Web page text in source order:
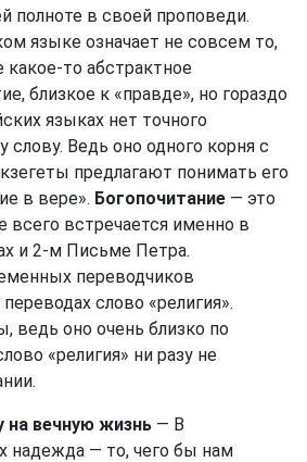
полноте в своей проповеди.
языке означает не совсем то,
то абстрактное
близкое к «правде», но гораздо
языках нет точного
слову. Ведь оно одного корня с
предлагают понимать его
в вере». Богопочитание — это
всего встречается именно в
и 2-м Письме Петра.
переводчиков
слово «религия».
ведь оно очень близко по
«религия» ни разу не
вечную жизнь — В
надежда — то, чего бы нам